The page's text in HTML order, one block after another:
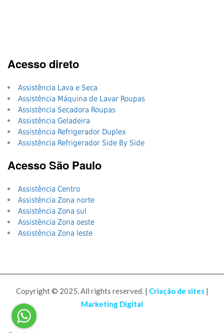
Acesso direto
Assistência Lava e Seca
Assistência Máquina de Lavar Roupas
Assistência Secadora Roupas
Assistência Geladeira
Assistência Refrigerador Duplex
Assistência Refrigerador Side By Side
Acesso São Paulo
Assistência Centro
Assistência Zona norte
Assistência Zona sul
Assistência Zona oeste
Assistência Zona leste
Copyright © 2025. All rights reserved. | Criação de sites|
Marketing Digital